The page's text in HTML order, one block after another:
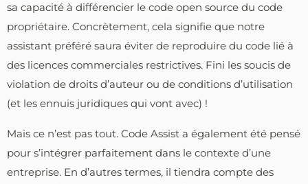
sa capacité à différencier le code open source du code
propriétaire. Concrètement, cela signifie que notre
assistant préféré saura éviter de reproduire du code lié à
des licences commerciales restrictives. Fini les soucis de
violation de droits d’auteur ou de conditions d’utilisation
(et les ennuis juridiques qui vont avec) !
Mais ce n’est pas tout. Code Assist a également été pensé
pour s’intégrer parfaitement dans le contexte d’une
entreprise. En d’autres termes, il tiendra compte des